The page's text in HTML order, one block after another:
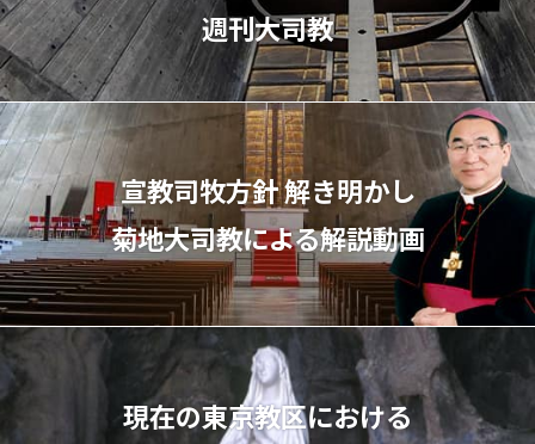
週刊大司教
宣教司牧⽅針 解き明かし
菊地⼤司教による解説動画
現在の東京教区における